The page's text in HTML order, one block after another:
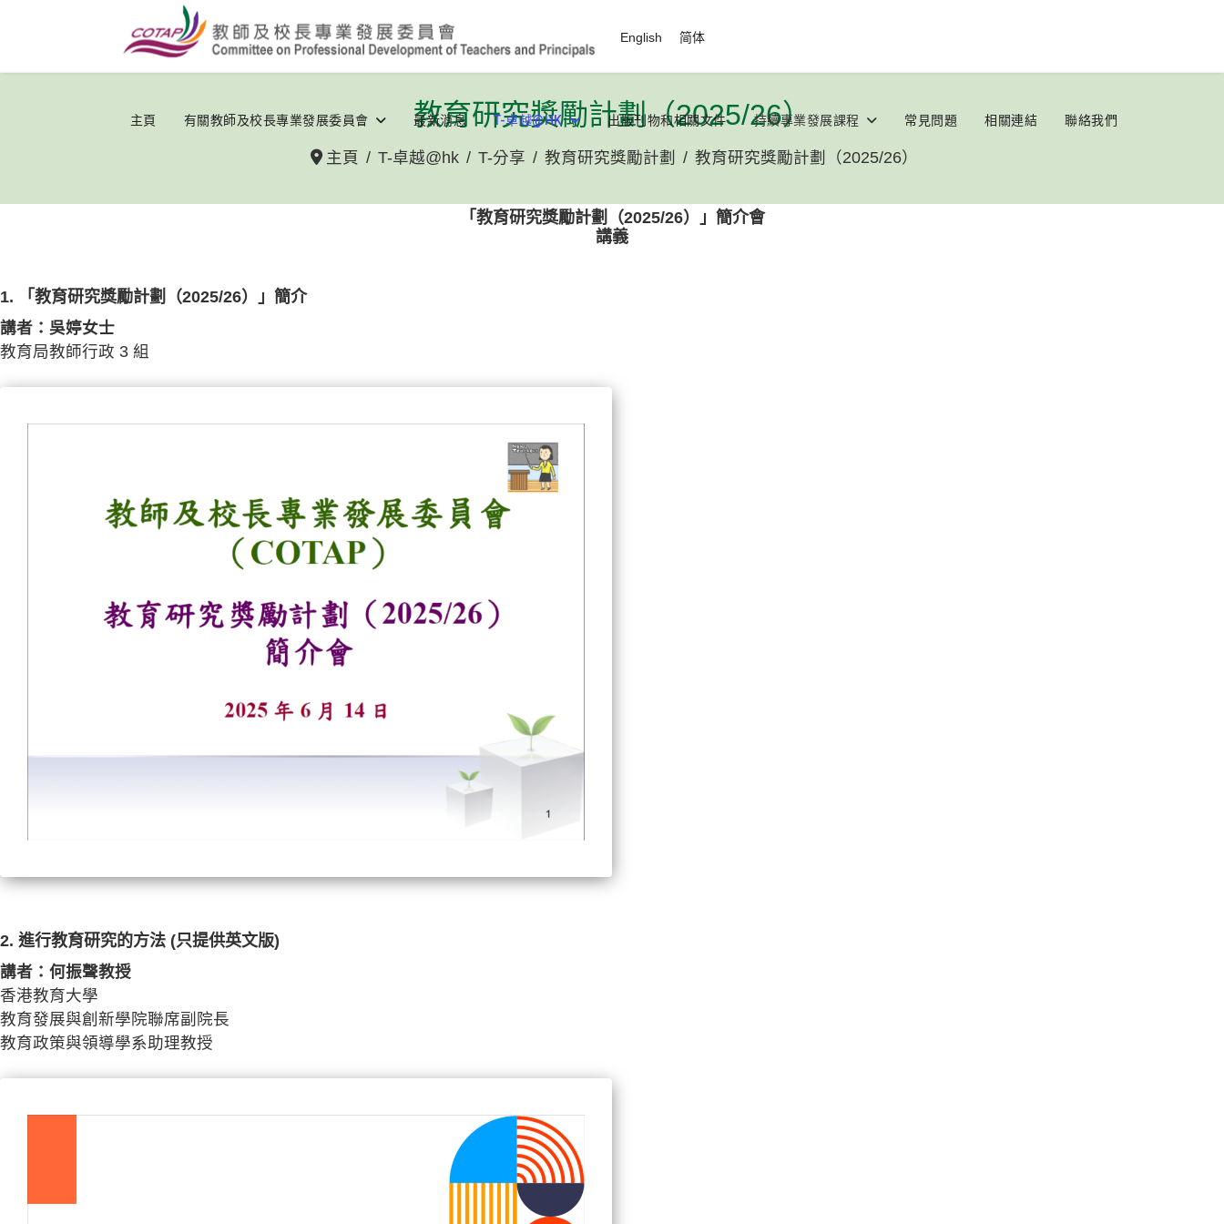
選擇你的語言
English 简体
主頁 有關教師及校長專業發展委員會 最新消息 T-卓越@HK 出版刊物和相關文件 持續專業發展課程 常見問題 相關連結 聯絡我們
教育研究獎勵計劃（2025/26）
主頁 T-卓越@hk T-分享 教育研究獎勵計劃 教育研究獎勵計劃（2025/26）
「教育研究獎勵計劃（2025/26）」簡介會
講義
1. 「教育研究獎勵計劃（2025/26）」簡介
講者：吳婷女士
教育局教師行政 3 組
2. 進行教育研究的方法 (只提供英文版)
講者：何振聲教授
香港教育大學
教育發展與創新學院聯席副院長
教育政策與領導學系助理教授